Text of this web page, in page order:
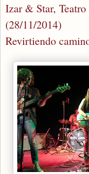
Izar & Star,
(28/11/2014)
Revirtiendo